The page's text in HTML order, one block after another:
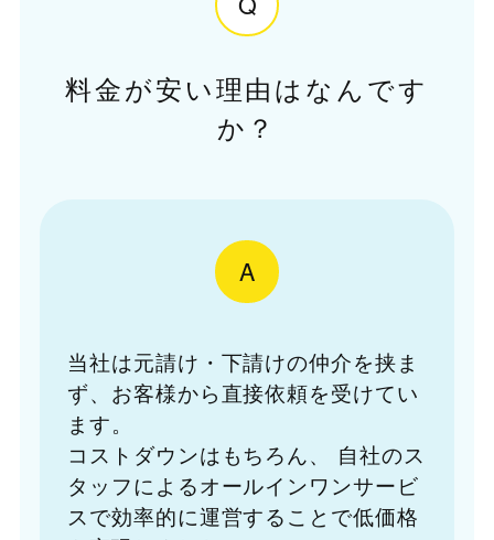
料金が安い理由はなんです
か？
A
当社は元請け・下請けの仲介を挟ま
ず、お客様から直接依頼を受けてい
ます。
コストダウンはもちろん、
自社のス
タッフによるオールインワンサービ
スで効率的に運営することで低価格